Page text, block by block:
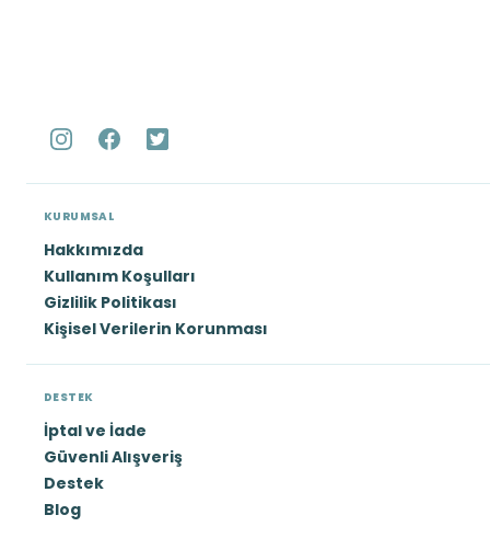
KURUMSAL
Hakkımızda
Kullanım Koşulları
Gizlilik Politikası
Kişisel Verilerin Korunması
DESTEK
İptal ve İade
Güvenli Alışveriş
Destek
Blog